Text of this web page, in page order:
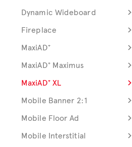
Dynamic Wideboard
Fireplace
MaxiAD⁺
MaxiAD⁺ Maximus
MaxiAD⁺ XL
Mobile Banner 2:1
Mobile Floor Ad
Mobile Interstitial